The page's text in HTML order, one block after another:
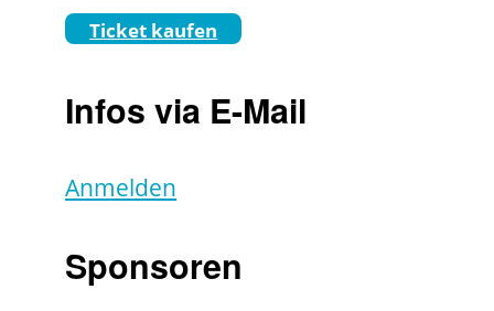
Ticket kaufen
Infos via E-Mail
Anmelden
Sponsoren